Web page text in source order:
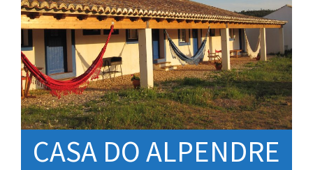
CASA DO ALPENDRE